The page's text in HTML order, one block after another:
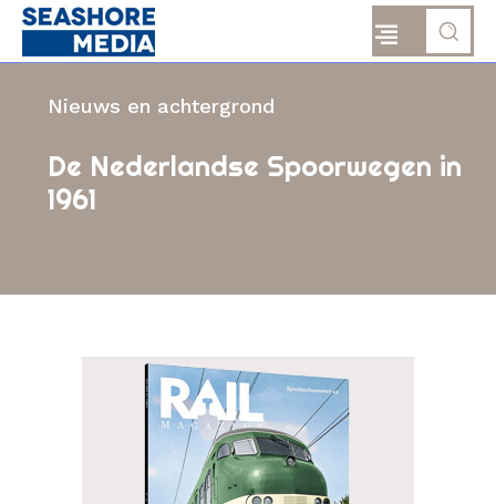
Nieuws en achtergrond
De Nederlandse Spoorwegen in
1961